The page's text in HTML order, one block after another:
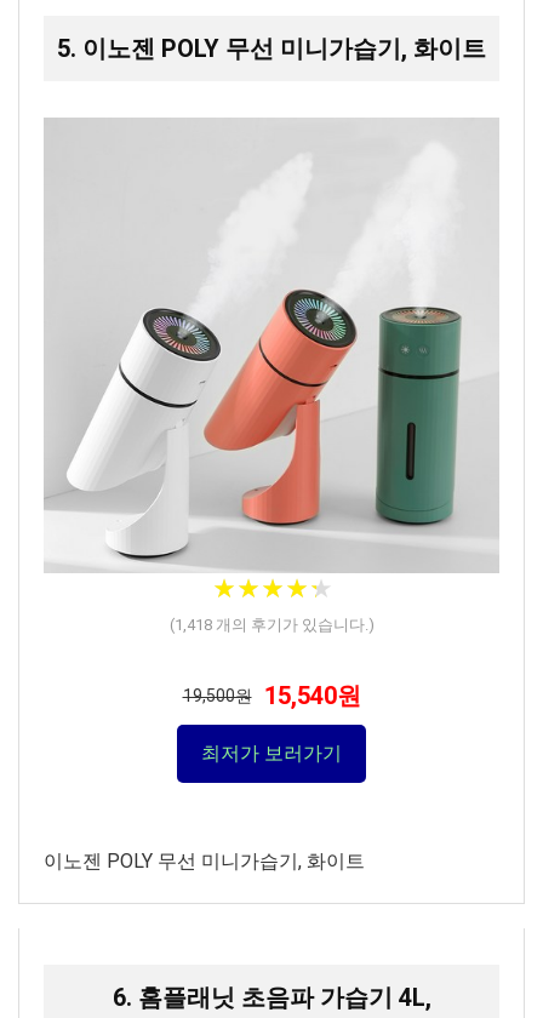
5. 이노젠 POLY 무선 미니가습기, 화이트
★★★★★
★★★★★
(1,418개의 후기가 있습니다.)
19,500원 15,540원
최저가 보러가기
이노젠 POLY 무선 미니가습기, 화이트
6. 홈플래닛 초음파 가습기 4L,